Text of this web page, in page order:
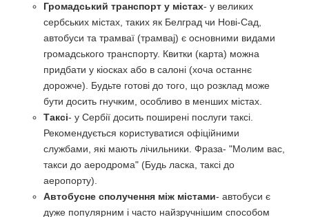
Громадський транспорт у містах- у великих
сербських містах, таких як Белград чи Нові-Сад,
автобуси та трамваї (трамвај) є основними видами
громадського транспорту. Квитки (карта) можна
придбати у кіосках або в салоні (хоча останнє
дорожче). Будьте готові до того, що розклад може
бути досить гнучким, особливо в менших містах.
Таксі- у Сербії досить поширені послуги таксі.
Рекомендується користуватися офіційними
службами, які мають лічильники. Фраза- "Молим вас,
такси до аеродрома" (Будь ласка, таксі до
аеропорту).
Автобусне сполучення між містами- автобуси є
дуже популярним і часто найзручнішим способом